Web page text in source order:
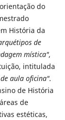
do
História da
de
mística",
intitulada
aula oficina".
de História
de
estéticas,